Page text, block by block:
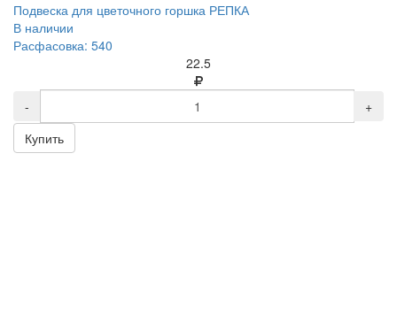
Подвеска для цветочного горшка РЕПКА
В наличии
Расфасовка: 540
22.5
-
+
Купить